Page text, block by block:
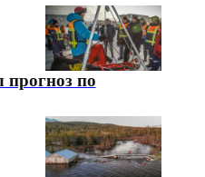
прогноз по